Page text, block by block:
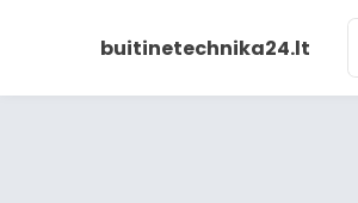
buitinetechnika24.lt